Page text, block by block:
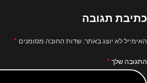
כתיבת תגובה
האימייל לא יוצג באתר.שדות החובה מסומנים *
התגובה שלך *